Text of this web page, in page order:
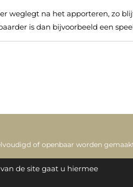
de site gaat u hiermee
weglegt na het apporteren, zo
is dan bijvoorbeeld een
of openbaar worden